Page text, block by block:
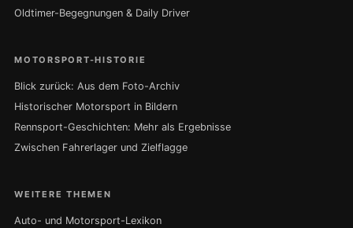
Oldtimer-Begegnungen & Daily Driver
MOTORSPORT-HISTORIE
Blick zurück: Aus dem Foto-Archiv
Historischer Motorsport in Bildern
Rennsport-Geschichten: Mehr als Ergebnisse
Zwischen Fahrerlager und Zielflagge
WEITERE THEMEN
Auto- und Motorsport-Lexikon